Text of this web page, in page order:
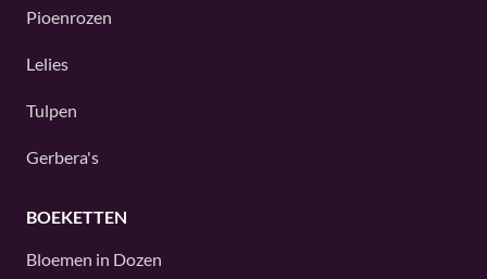
Pioenrozen
Lelies
Tulpen
Gerbera's
BOEKETTEN
Bloemen in Dozen